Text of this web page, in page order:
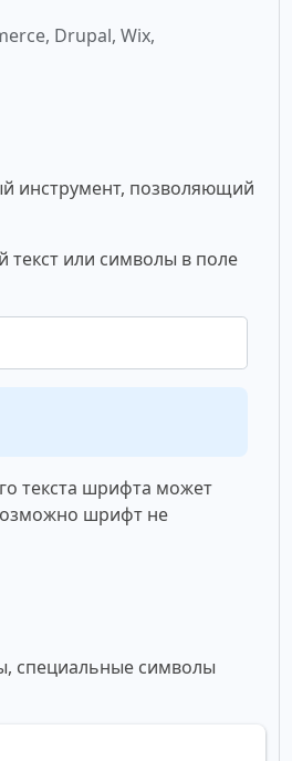
Drupal, Wix,
инструмент, позволяющий
или символы в поле
текста шрифта может
шрифт не
специальные символы